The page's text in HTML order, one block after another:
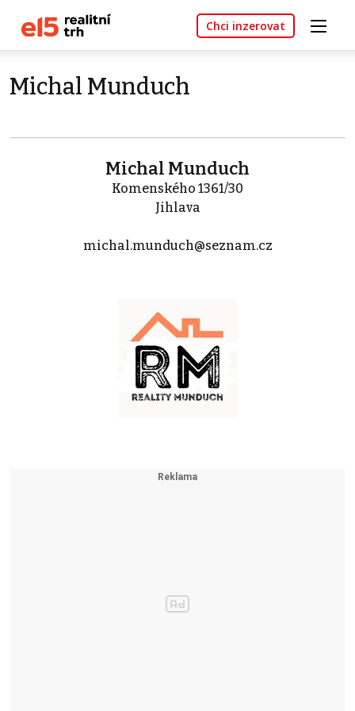
Chci inzerovat
Michal Munduch
Michal Munduch
Komenského 1361/30
Jihlava
michal.munduch@seznam.cz